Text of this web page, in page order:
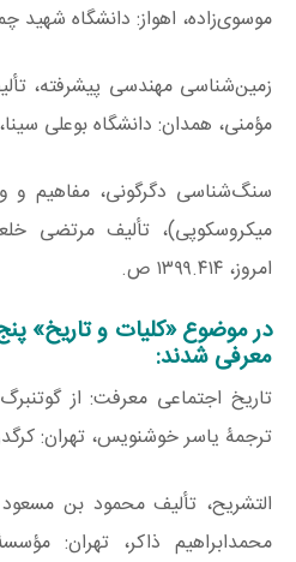
موسوی‌زاده، اهواز: دانشگاه شهید چمران،
زمین‌شناسی مهندسی پیشرفته،
مؤمنی، همدان: دانشگاه بوعلی سینا، ۱۳۹۹.۶۴۶ ص.
سنگ‌شناسی دگرگونی، مفاهیم و
میکروسکوپی)، تألیف مرتضی
امروز، ۱۳۹۹.۴۱۴ ص.
در موضوع «کلیات و تاریخ»
معرفی شدند:
تاریخ اجتماعی معرفت: از
ترجمۀ یاسر خوشنویس، تهران: کرگدن،
التشریح، تألیف محمود بن
محمدابراهیم ذاکر، تهران: